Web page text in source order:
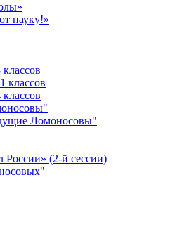
науку!»
Ломоносовы"
России» (2-й сессии)